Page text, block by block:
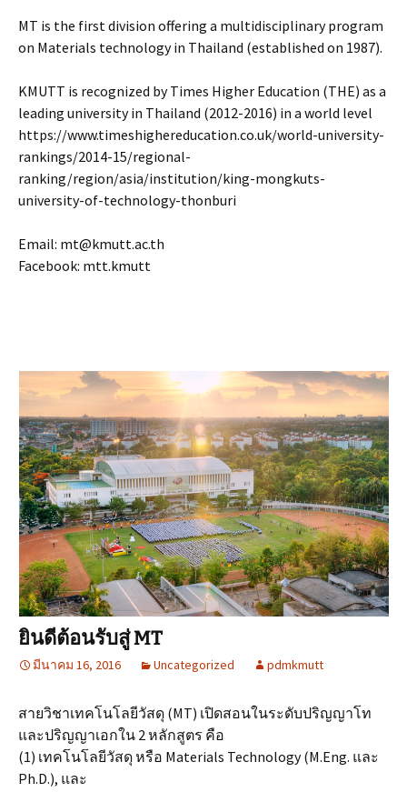
MT is the first division offering a multidisciplinary program
on Materials technology in Thailand (established on 1987).
KMUTT is recognized by Times Higher Education (THE) as a
leading university in Thailand (2012-2016) in a world level
https://www.timeshighereducation.co.uk/world-university-
rankings/2014-15/regional-
ranking/region/asia/institution/king-mongkuts-
university-of-technology-thonburi
Email: mt@kmutt.ac.th
Facebook: mtt.kmutt
ยินดีต้อนรับสู่ MT
มีนาคม 16, 2016 Uncategorized pdmkmutt
สายวิชาเทคโนโลยีวัสดุ (MT) เปิดสอนในระดับปริญญาโท
และปริญญาเอกใน 2 หลักสูตร คือ
(1) เทคโนโลยีวัสดุ หรือ Materials Technology (M.Eng. และ
Ph.D.), และ